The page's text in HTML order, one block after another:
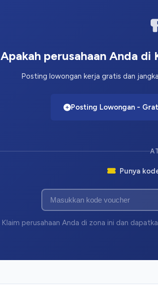
Apakah perusahaan Anda di
Posting lowongan kerja gratis dan
Posting Lowongan -
Punya
Klaim perusahaan Anda di zona ini dan